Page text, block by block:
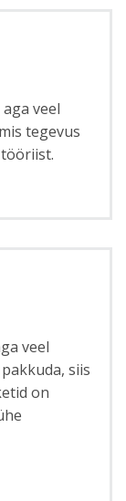
veel
tegevus
veel
siis
on